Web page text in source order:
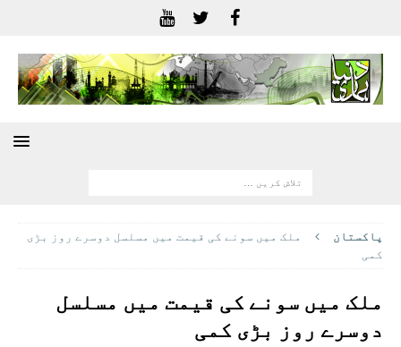
پاکستان
ملک میں سونے کی قیمت میں مسلسل دوسرے روز بڑی
کمی
ملک میں سونے کی قیمت میں مسلسل
دوسرے روز بڑی کمی